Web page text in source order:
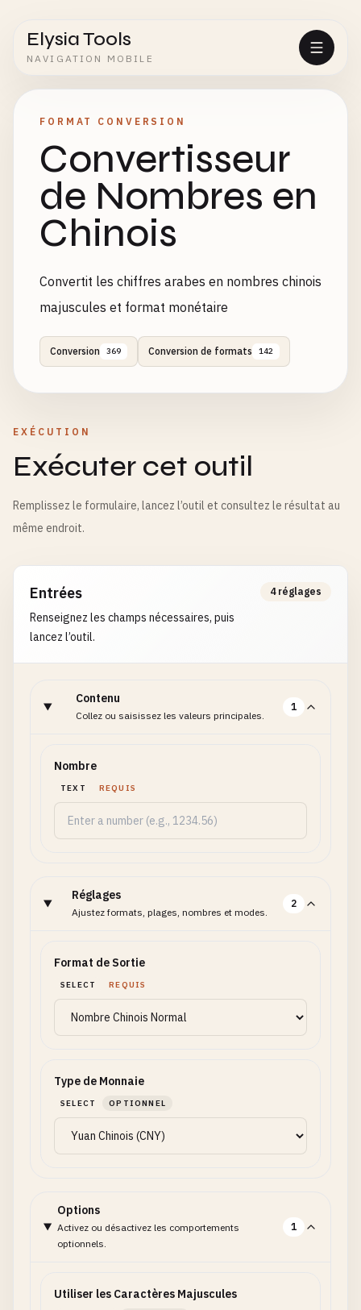
Elysia Tools
NAVIGATION MOBILE
FORMAT CONVERSION
Convertisseur
de Nombres en
Chinois
Convertit les chiffres arabes en nombres chinois
majuscules et format monétaire
Conversion 369 Conversion de formats 142
EXÉCUTION
Exécuter cet outil
Remplissez le formulaire, lancez l’outil et consultez le résultat au
même endroit.
Entrées
Renseignez les champs nécessaires, puis
lancez l’outil.
4 réglages
Contenu
Collez ou saisissez les valeurs principales.
1
Nombre
TEXT REQUIS
Réglages
Ajustez formats, plages, nombres et modes.
2
Format de Sortie
SELECT REQUIS
Type de Monnaie
SELECT OPTIONNEL
Options
Activez ou désactivez les comportements
optionnels.
1
Utiliser les Caractères Majuscules